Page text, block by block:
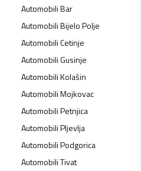
AutomobiliBar
AutomobiliBijelo Polje
AutomobiliCetinje
AutomobiliGusinje
AutomobiliKolašin
AutomobiliMojkovac
AutomobiliPetnjica
AutomobiliPljevlja
AutomobiliPodgorica
AutomobiliTivat